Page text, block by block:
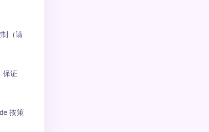
（请
保证
按策